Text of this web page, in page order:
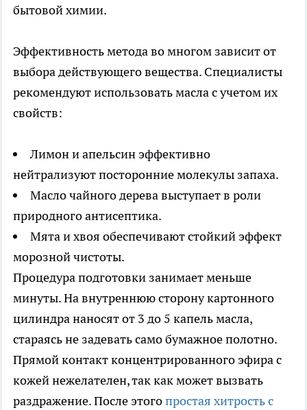
бытовой химии.
Эффективность метода во многом зависит от
выбора действующего вещества. Специалисты
рекомендуют использовать масла с учетом их
свойств:
Лимон и апельсин эффективно
нейтрализуют посторонние молекулы запаха.
Масло чайного дерева выступает в роли
природного антисептика.
Мята и хвоя обеспечивают стойкий эффект
морозной чистоты.
Процедура подготовки занимает меньше
минуты. На внутреннюю сторону картонного
цилиндра наносят от 3 до 5 капель масла,
стараясь не задевать само бумажное полотно.
Прямой контакт концентрированного эфира с
кожей нежелателен, так как может вызвать
раздражение. После этогопростая хитрость с